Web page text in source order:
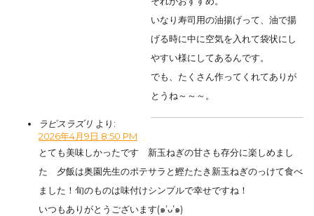
いなり寿司用の油揚げって、油で揚
げる時に中に空気を入れて袋状にし
やすい様にしてあるんです。
でも、たくさん作ってくれてありが
とうね～～～。
ラピスラズリ より:
2026年4月9日 8:50 PM
とても美味しかったです 新玉ねぎの甘さも存分に楽しめまし
た 夕飯は奥園先生のポテサラと鰹たたき新玉ねぎのっけて食べ
ました！旬のものは味付けシンプルで幸せですね！
いつもありがとうございます(๑’ᴗ’๑)